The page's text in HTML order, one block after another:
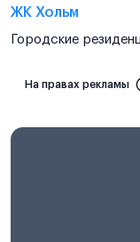
ЖК Хольм
Городские
На правах рекламы